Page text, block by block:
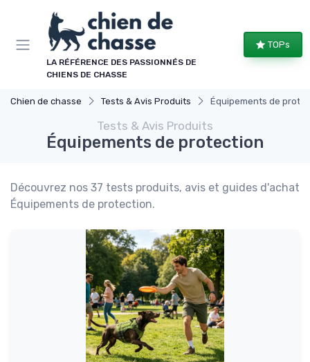
LA RÉFÉRENCE DES PASSIONNÉS DE
CHIENS DE CHASSE
TOPs
Chien de chasse Tests & Avis Produits Équipements de
Tests & Avis Produits
Équipements de protection
Découvrez nos 37 tests produits, avis et guides d'achat
Équipements de protection.
Panneau de gestion des cookies